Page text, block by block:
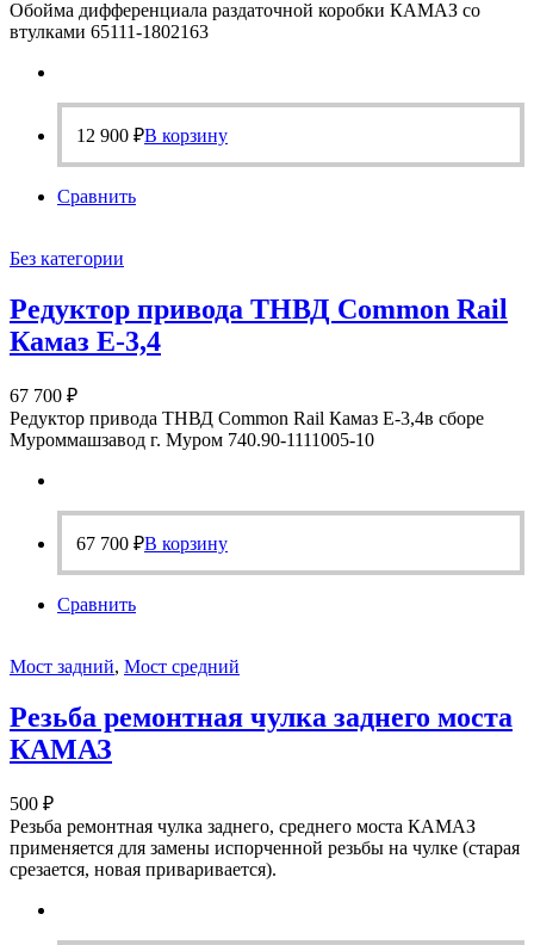
Обойма дифференциала раздаточной коробки КАМАЗ со
втулками 65111-1802163
12 900 ₽В корзину
Сравнить
Без категории
Редуктор привода ТНВД Common Rail
Камаз Е-3,4
67 700 ₽
Редуктор привода ТНВД Common Rail Камаз Е-3,4в сборе
Муроммашзавод г. Муром 740.90-1111005-10
67 700 ₽В корзину
Сравнить
Мост задний, Мост средний
Резьба ремонтная чулка заднего моста
КАМАЗ
500 ₽
Резьба ремонтная чулка заднего, среднего моста КАМАЗ
применяется для замены испорченной резьбы на чулке (старая
срезается, новая приваривается).